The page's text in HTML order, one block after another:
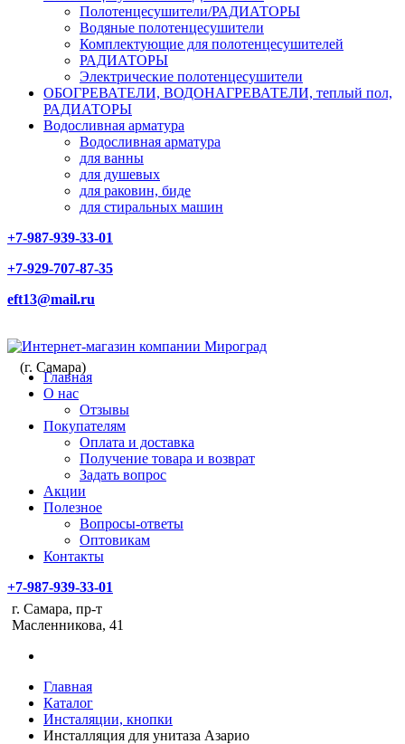
Полотенцесушители/РАДИАТОРЫ
Водяные полотенцесушители
Комплектующие для полотенцесушителей
РАДИАТОРЫ
Электрические полотенцесушители
ОБОГРЕВАТЕЛИ, ВОДОНАГРЕВАТЕЛИ, теплый пол,
РАДИАТОРЫ
Водосливная арматура
Водосливная арматура
для ванны
для душевых
для раковин, биде
для стиральных машин
+7-987-939-33-01
+7-929-707-87-35
eft13@mail.ru
(г. Самара)
Главная
О нас
Отзывы
Покупателям
Оплата и доставка
Получение товара и возврат
Задать вопрос
Акции
Полезное
Вопросы-ответы
Оптовикам
Контакты
+7-987-939-33-01
г. Самара, пр-т
Масленникова, 41
Главная
Каталог
Инсталяции, кнопки
Инсталляция для унитаза Азарио